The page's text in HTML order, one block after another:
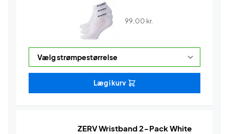
99,00 kr.
Læg i kurv
ZERV Wristband 2-Pack White